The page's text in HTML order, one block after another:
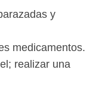
y
medicamentos.
realizar una